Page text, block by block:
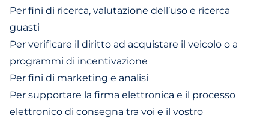
Per fini di ricerca, valutazione dell’uso e ricerca
guasti
Per verificare il diritto ad acquistare il veicolo o a
programmi di incentivazione
Per fini di marketing e analisi
Per supportare la firma elettronica e il processo
elettronico di consegna tra voi e il vostro